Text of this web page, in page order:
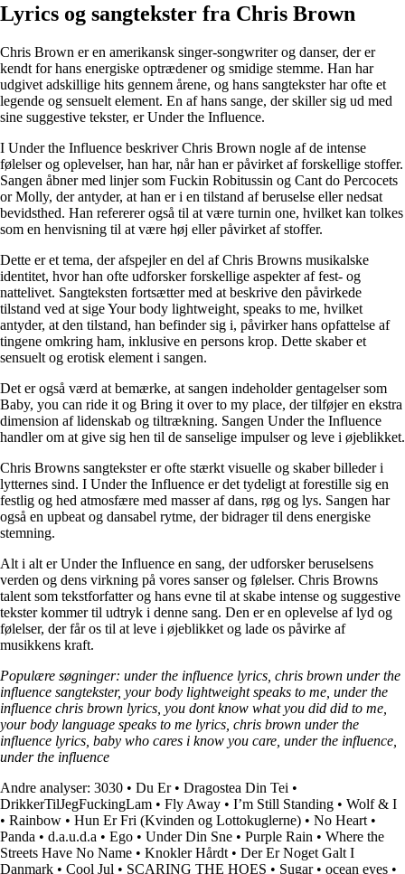
Lyrics og sangtekster fra Chris Brown
Chris Brown er en amerikansk singer-songwriter og danser, der er
kendt for hans energiske optrædener og smidige stemme. Han har
udgivet adskillige hits gennem årene, og hans sangtekster har ofte et
legende og sensuelt element. En af hans sange, der skiller sig ud med
sine suggestive tekster, er Under the Influence.
I Under the Influence beskriver Chris Brown nogle af de intense
følelser og oplevelser, han har, når han er påvirket af forskellige stoffer.
Sangen åbner med linjer som Fuckin Robitussin og Cant do Percocets
or Molly, der antyder, at han er i en tilstand af beruselse eller nedsat
bevidsthed. Han refererer også til at være turnin one, hvilket kan tolkes
som en henvisning til at være høj eller påvirket af stoffer.
Dette er et tema, der afspejler en del af Chris Browns musikalske
identitet, hvor han ofte udforsker forskellige aspekter af fest- og
nattelivet. Sangteksten fortsætter med at beskrive den påvirkede
tilstand ved at sige Your body lightweight, speaks to me, hvilket
antyder, at den tilstand, han befinder sig i, påvirker hans opfattelse af
tingene omkring ham, inklusive en persons krop. Dette skaber et
sensuelt og erotisk element i sangen.
Det er også værd at bemærke, at sangen indeholder gentagelser som
Baby, you can ride it og Bring it over to my place, der tilføjer en ekstra
dimension af lidenskab og tiltrækning. Sangen Under the Influence
handler om at give sig hen til de sanselige impulser og leve i øjeblikket.
Chris Browns sangtekster er ofte stærkt visuelle og skaber billeder i
lytternes sind. I Under the Influence er det tydeligt at forestille sig en
festlig og hed atmosfære med masser af dans, røg og lys. Sangen har
også en upbeat og dansabel rytme, der bidrager til dens energiske
stemning.
Alt i alt er Under the Influence en sang, der udforsker beruselsens
verden og dens virkning på vores sanser og følelser. Chris Browns
talent som tekstforfatter og hans evne til at skabe intense og suggestive
tekster kommer til udtryk i denne sang. Den er en oplevelse af lyd og
følelser, der får os til at leve i øjeblikket og lade os påvirke af
musikkens kraft.
Populære søgninger: under the influence lyrics, chris brown under the
influence sangtekster, your body lightweight speaks to me, under the
influence chris brown lyrics, you dont know what you did did to me,
your body language speaks to me lyrics, chris brown under the
influence lyrics, baby who cares i know you care, under the influence,
under the influence
Andre analyser: 3030 • Du Er• Dragostea Din Tei •
DrikkerTilJegFuckingLam • Fly Away • I’m Still Standing • Wolf & I
• Rainbow • Hun Er Fri (Kvinden og Lottokuglerne) • No Heart •
Panda • ​d.a.u.d.a • Ego • Under Din Sne • Purple Rain • Where the
Streets Have No Name • Knokler Hårdt • Der Er Noget Galt I
Danmark • Cool Jul • SCARING THE HOES • Sugar• ​​ocean eyes •